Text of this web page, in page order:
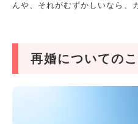
んや、それがむずかしいなら、
再婚についての